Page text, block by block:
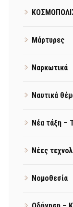
Μάρτυρες
Ναρκωτικά
Ναυτικά
Νέα τάξη –
Νέες
Νομοθεσία